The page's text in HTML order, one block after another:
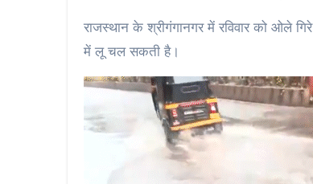
राजस्थान के श्रीगंगानगर में रविवार को ओले
में लू चल सकती है।